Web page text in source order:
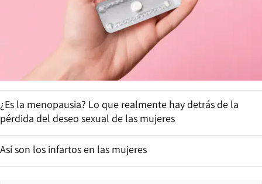
¿Es la menopausia? Lo que realmente hay detrás de la
pérdida del deseo sexual de las mujeres
Así son los infartos en las mujeres